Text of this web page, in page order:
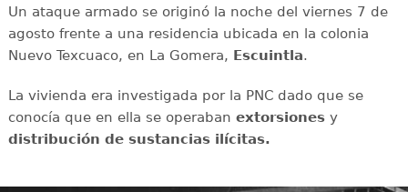
Un ataque armado se originó la noche del viernes 7 de
agosto frente a una residencia ubicada en la colonia
Nuevo Texcuaco, en La Gomera, Escuintla.
La vivienda era investigada por la PNC dado que se
conocía que en ella se operaban extorsionesy
distribución de sustancias ilícitas.